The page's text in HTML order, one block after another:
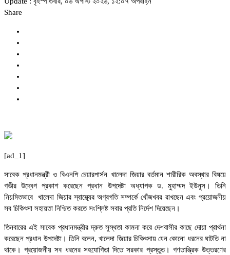
Share
[ad_1]
সাবেক প্রধানমন্ত্রী ও বিএনপি চেয়ারপার্সন খালেদা জিয়ার বর্তমান শারীরিক অবস্থার বিষয়ে
গভীর উদ্বেগ প্রকাশ করেছেন প্রধান উপদেষ্টা অধ্যাপক ড. মুহাম্মদ ইউনূস। তিনি
নিয়মিতভাবে খালেদা জিয়ার স্বাস্থ্যের অগ্রগতি সম্পর্কে খোঁজখবর রাখছেন এবং প্রয়োজনীয়
সব চিকিৎসা সহায়তা নিশ্চিত করতে সংশ্লিষ্ট সবার প্রতি নির্দেশ দিয়েছেন।
তিনবারের এই সাবেক প্রধানমন্ত্রীর দ্রুত সুস্থতা কামনা করে দেশবাসীর কাছে দোয়া প্রার্থনা
করেছেন প্রধান উপদেষ্টা। তিনি বলেন, খালেদা জিয়ার চিকিৎসায় যেন কোনো ধরনের ঘাটতি না
থাকে। প্রয়োজনীয় সব ধরনের সহযোগিতা দিতে সরকার প্রস্তুত। গণতান্ত্রিক উত্তরণের